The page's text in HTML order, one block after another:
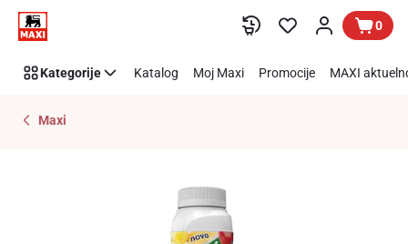
Preskoči link 0
Kategorije Katalog Moj Maxi Promocije MAXI
Maxi